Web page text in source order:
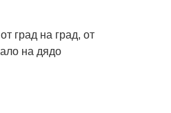
град на град, от
на дядо